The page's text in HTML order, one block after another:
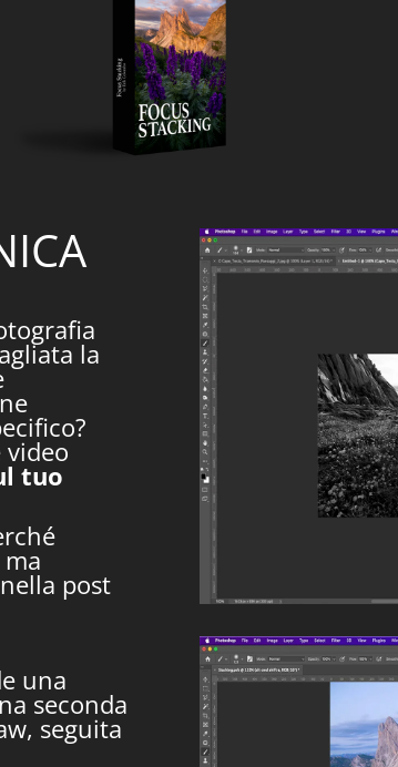
la
tuo
post
una
seconda
seguita